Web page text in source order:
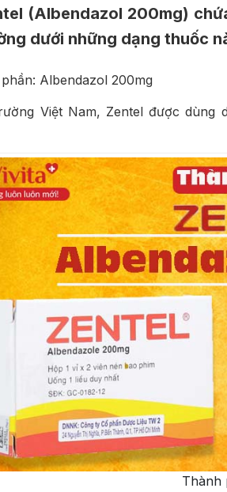
(Albendazol 200mg)
dưới những dạng thuốc
Albendazol 200mg
Việt Nam, Zentel được dùng
Thành